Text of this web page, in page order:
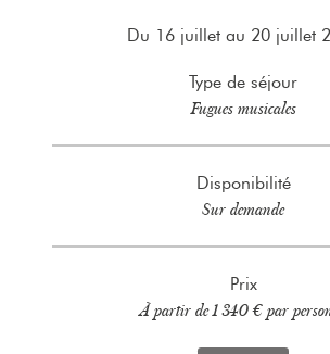
Du 16 juillet au 20 juillet
Type de séjour
Fugues musicales
Disponibilité
Sur demande
Prix
À partir de 1 340 € par